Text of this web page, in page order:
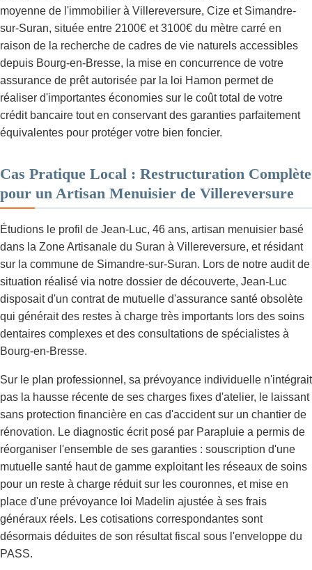
moyenne de l'immobilier à Villereversure, Cize et Simandre-
sur-Suran, située entre 2100€ et 3100€ du mètre carré en
raison de la recherche de cadres de vie naturels accessibles
depuis Bourg-en-Bresse, la mise en concurrence de votre
assurance de prêt autorisée par la loi Hamon permet de
réaliser d'importantes économies sur le coût total de votre
crédit bancaire tout en conservant des garanties parfaitement
équivalentes pour protéger votre bien foncier.
Cas Pratique Local : Restructuration Complète
pour un Artisan Menuisier de Villereversure
Étudions le profil de Jean-Luc, 46 ans, artisan menuisier basé
dans la Zone Artisanale du Suran à Villereversure, et résidant
sur la commune de Simandre-sur-Suran. Lors de notre audit de
situation réalisé via notre dossier de découverte, Jean-Luc
disposait d'un contrat de mutuelle d'assurance santé obsolète
qui générait des restes à charge très importants lors des soins
dentaires complexes et des consultations de spécialistes à
Bourg-en-Bresse.
Sur le plan professionnel, sa prévoyance individuelle n'intégrait
pas la hausse récente de ses charges fixes d'atelier, le laissant
sans protection financière en cas d'accident sur un chantier de
rénovation. Le diagnostic écrit posé par Parapluie a permis de
réorganiser l'ensemble de ses garanties : souscription d'une
mutuelle santé haut de gamme exploitant les réseaux de soins
pour un reste à charge réduit sur les couronnes, et mise en
place d'une prévoyance loi Madelin ajustée à ses frais
généraux réels. Les cotisations correspondantes sont
désormais déduites de son résultat fiscal sous l'enveloppe du
PASS.